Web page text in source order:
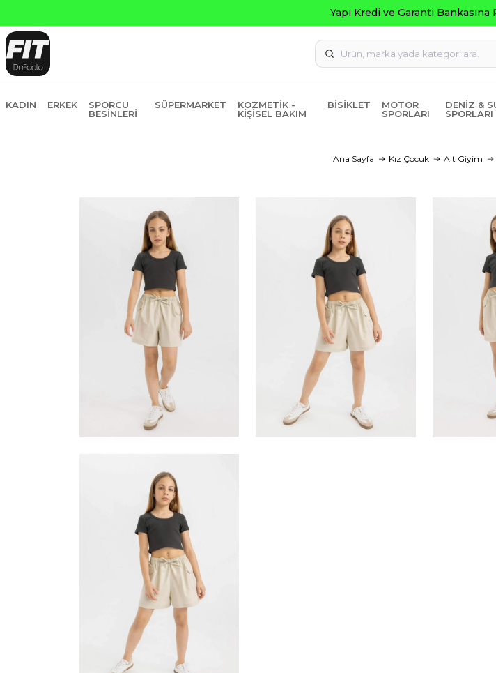
Yapı Kredi ve Garanti Bankasına Peşin
KADIN ERKEK
SPORCU
BESINLERI
SÜPERMARKET
KOZMETIK -
KIŞISEL BAKIM
BISIKLET
MOTOR
SPORLARI
DENIZ &
SPORLARI
Ana Sayfa Kız Çocuk Alt Giyim